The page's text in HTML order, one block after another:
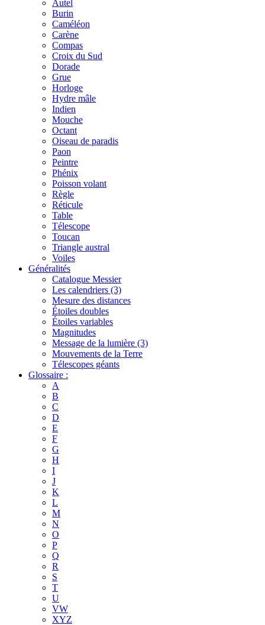
Autel
Burin
Caméléon
Carène
Compas
Croix du Sud
Dorade
Grue
Horloge
Hydre mâle
Indien
Mouche
Octant
Oiseau de paradis
Paon
Peintre
Phénix
Poisson volant
Règle
Réticule
Table
Télescope
Toucan
Triangle austral
Voiles
Généralités
Catalogue Messier
Les calendriers (3)
Mesure des distances
Étoiles doubles
Étoiles variables
Magnitudes
Message de la lumière (3)
Mouvements de la Terre
Télescopes géants
Glossaire :
A
B
C
D
E
F
G
H
I
J
K
L
M
N
O
P
Q
R
S
T
U
VW
XYZ